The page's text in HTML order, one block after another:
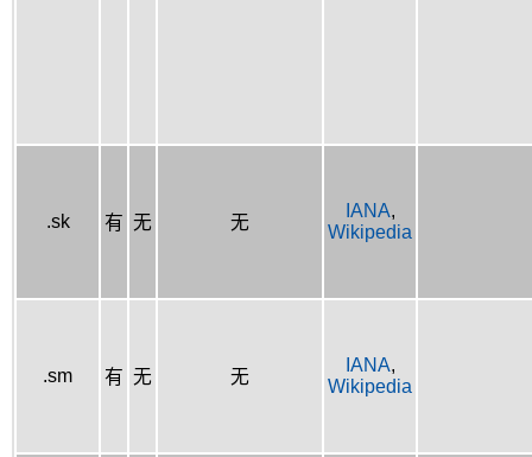
.sk 有 无 无
IANA,
Wikipedia
.sm 有 无 无
IANA,
Wikipedia